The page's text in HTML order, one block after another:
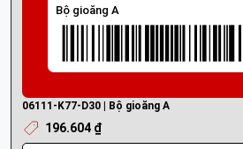
Bộ gioăng A
06111-K77-D30 | Bộ gioăng A
196.604 ₫